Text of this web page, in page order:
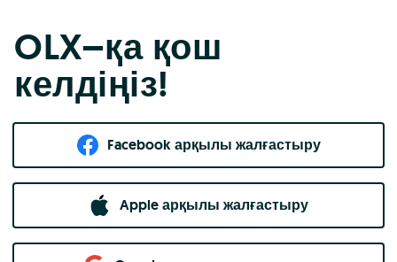
OLX–қа қош
келдіңіз!
Facebook арқылы жалғастыру
Apple арқылы жалғастыру